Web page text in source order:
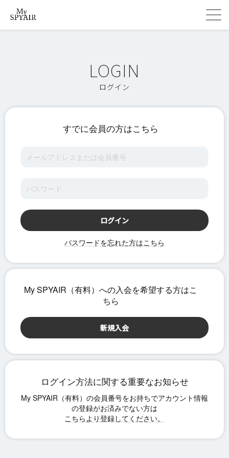
ログイン
すでに会員の方はこちら
パスワードを忘れた方はこちら
ログイン方法に関する重要なお知らせ
こちらより登録してください。